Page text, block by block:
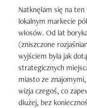
Natknęłam się na
lokalnym markecie
włosów. Od lat
(zniszczone
wyjściem była jak
strategicznych
miasto ze
wizja czegoś, co
dłużej, bez